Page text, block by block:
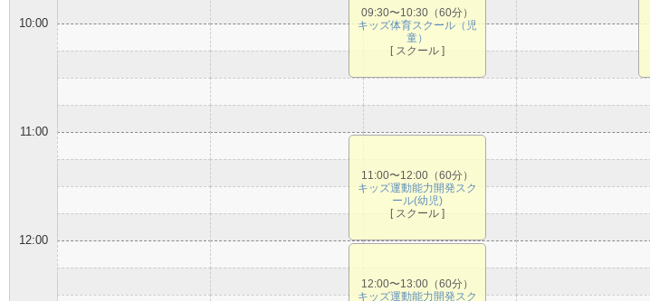
10:00
11:00
12:00
09:30〜10:30（60分）
キッズ体育スクール（児
童）
[ スクール ]
11:00〜12:00（60分）
キッズ運動能力開発スク
ール(幼児)
[ スクール ]
12:00〜13:00（60分）
キッズ運動能力開発スク